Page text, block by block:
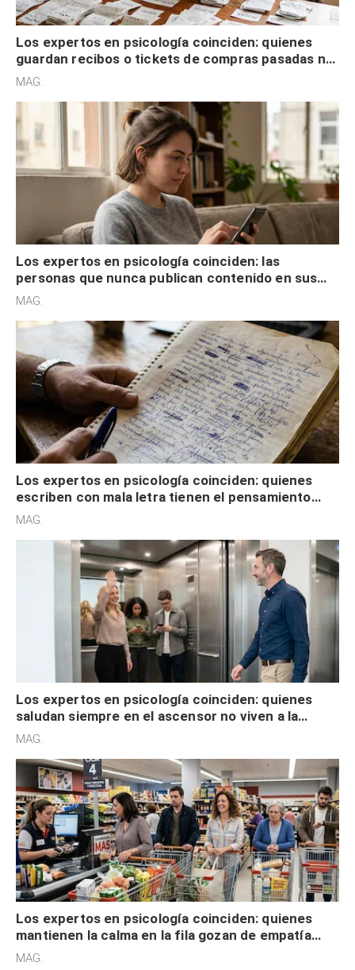
Los expertos en psicología coinciden: quienes
guardan recibos o tickets de compras pasadas no
son acumuladores, sino que tienen necesidad de
MAG.
Los expertos en psicología coinciden: las
personas que nunca publican contenido en sus
redes sociales no pretenden buscar validación
MAG.
Los expertos en psicología coinciden: quienes
escriben con mala letra tienen el pensamiento
acelerado y no lo hacen por desinterés
MAG.
Los expertos en psicología coinciden: quienes
saludan siempre en el ascensor no viven a la
defensiva y tienen apertura social
MAG.
Los expertos en psicología coinciden: quienes
mantienen la calma en la fila gozan de empatía
cognitiva, gratitud y no solo tienen autocontrol
MAG.